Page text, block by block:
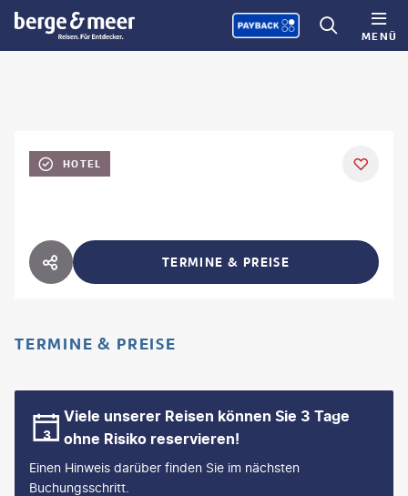
MENÜ
HOTEL
HOTEL TEILEN TERMINE & PREISE
TERMINE & PREISE
Viele unserer Reisen können Sie 3 Tage
ohne Risiko reservieren!
Einen Hinweis darüber finden Sie im nächsten
Buchungsschritt.